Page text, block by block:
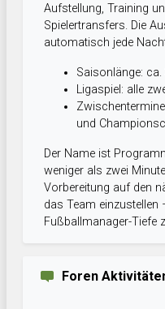
Aufstellung, Training
Spielertransfers. Die
automatisch jede
Saisonlänge:
Ligaspiel: alle
und
Der Name ist
weniger als zwei
Vorbereitung auf den
das Team einzustellen
Fußballmanager-Tiefe
Foren